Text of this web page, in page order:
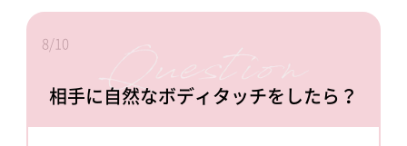
8/10
相手に自然なボディタッチをしたら？